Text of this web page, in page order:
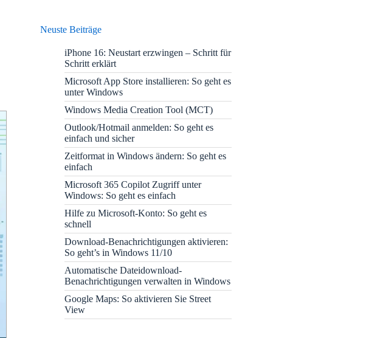
Neuste Beiträge
iPhone 16: Neustart erzwingen – Schritt für
Schritt erklärt
Microsoft App Store installieren: So geht es
unter Windows
Windows Media Creation Tool (MCT)
Outlook/Hotmail anmelden: So geht es
einfach und sicher
Zeitformat in Windows ändern: So geht es
einfach
Microsoft 365 Copilot Zugriff unter
Windows: So geht es einfach
Hilfe zu Microsoft-Konto: So geht es
schnell
Download-Benachrichtigungen aktivieren:
So geht’s in Windows 11/10
Automatische Dateidownload-
Benachrichtigungen verwalten in Windows
Google Maps: So aktivieren Sie Street
View